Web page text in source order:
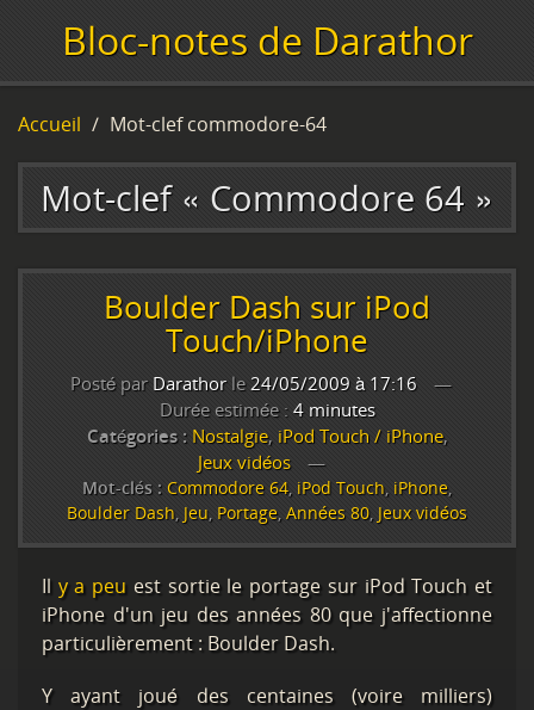
Bloc-notes de Darathor
Accueil Mot-clef commodore-64
Mot-clef « Commodore 64 »
Boulder Dash sur iPod
Touch/iPhone
Posté par Darathorle24/05/2009 à 17:16
Durée estimée : 4 minutes
Catégories : Nostalgie, iPod Touch / iPhone,
Jeux vidéos
Mot-clés : Commodore 64, iPod Touch, iPhone,
Boulder Dash, Jeu, Portage, Années 80, Jeux vidéos
Il y a peu est sortie le portage sur iPod Touch et
iPhone d'un jeu des années 80 que j'affectionne
particulièrement : Boulder Dash.
Y ayant joué des centaines (voire milliers)